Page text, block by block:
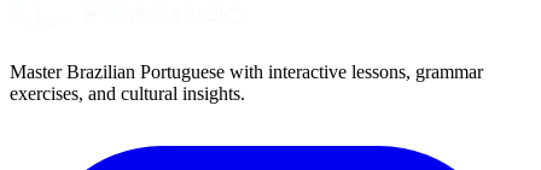
Master Brazilian Portuguese with interactive lessons, grammar
exercises, and cultural insights.